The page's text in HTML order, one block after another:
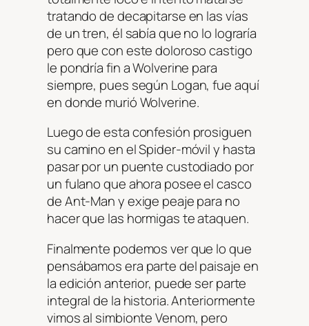
tratando de decapitarse en las vías
de un tren, él sabía que no lo lograría
pero que con este doloroso castigo
le pondría fin a Wolverine para
siempre, pues según Logan, fue aquí
en donde murió Wolverine.
Luego de esta confesión prosiguen
su camino en el Spider-móvil y hasta
pasar por un puente custodiado por
un fulano que ahora posee el casco
de Ant-Man y exige peaje para no
hacer que las hormigas te ataquen.
Finalmente podemos ver que lo que
pensábamos era parte del paisaje en
la edición anterior, puede ser parte
integral de la historia. Anteriormente
vimos al simbionte Venom, pero